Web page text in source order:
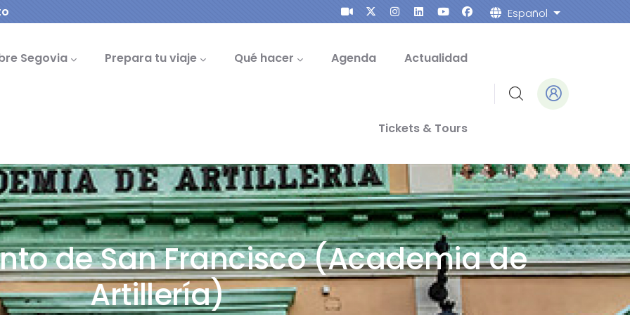
Español Lista
Segovia Prepara tu viaje Qué hacer Agenda Actualidad
Tickets & Tours
de San Francisco (Academia de
Artillería)